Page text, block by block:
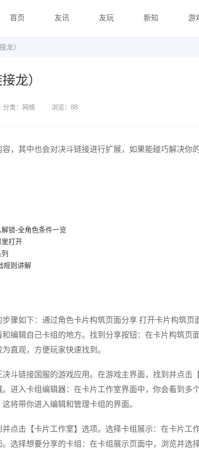
首页 友讯 友玩 新知 游
龙）
龙）
分类：网络 浏览：88
，其中也会对决斗链接进行扩展，如果能碰巧解决你
锁-全角色条件一览
打开
规则讲解
骤如下：通过角色卡片构筑页面分享 打开卡片构筑页
编辑自己卡组的地方。找到分享按钮：在卡片构筑页
直观，方便玩家快速找到。
斗链接国服的游戏应用。在游戏主界面，找到并点击
进入卡组编辑器：在卡片工作室界面中，你会看到多
将带你进入编辑和管理卡组的界面。
点击【卡片工作室】选项。选择卡组展示：在卡片工
选择想要分享的卡组：在卡组展示页面中，浏览并选